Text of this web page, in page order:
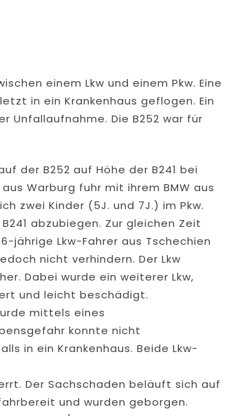
einem Lkw und einem Pkw. Eine
in ein Krankenhaus geflogen. Ein
Unfallaufnahme. Die B252 war für
der B252 auf Höhe der B241 bei
Warburg fuhr mit ihrem BMW aus
zwei Kinder (5J. und 7J.) im Pkw.
abzubiegen. Zur gleichen Zeit
jährige Lkw-Fahrer aus Tschechien
nicht verhindern. Der Lkw
Dabei wurde ein weiterer Lkw,
und leicht beschädigt.
mittels eines
konnte nicht
in ein Krankenhaus. Beide Lkw-
Der Sachschaden beläuft sich auf
und wurden geborgen.